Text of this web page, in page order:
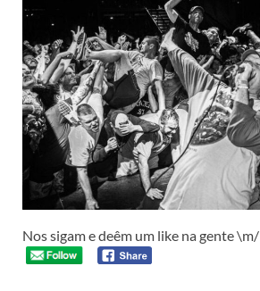
Nos sigam e deêm um like na gente \m/